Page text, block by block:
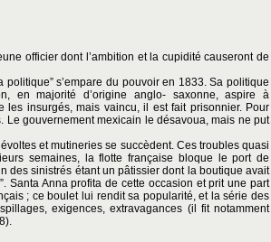
officier dont l’ambition et la cupidité causeront de
politique” s’empare du pouvoir en 1833. Sa politique
en majorité d’origine anglo- saxonne, aspire à
les insurgés, mais vaincu, il est fait prisonnier. Pour
Le gouvernement mexicain le désavoua, mais ne put
et mutineries se succèdent. Ces troubles quasi
semaines, la flotte française bloque le port de
des sinistrés étant un pâtissier dont la boutique avait
Santa Anna profita de cette occasion et prit une part
; ce boulet lui rendit sa popularité, et la série des
exigences, extravagances (il fit notamment